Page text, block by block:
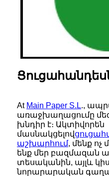
At Main Paper S.L.,
առաջխաղացումը
խնդիր է։ Ակտիվորեն
մասնակցելով
աշխարհում, մենք ոչ
ենք մեր բազմազան
տեսականին, այլև
նորարարական